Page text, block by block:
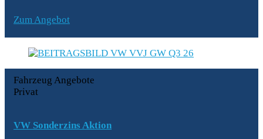
Zum Angebot
Fahrzeug Angebote
Privat
VW Sonderzins Aktion